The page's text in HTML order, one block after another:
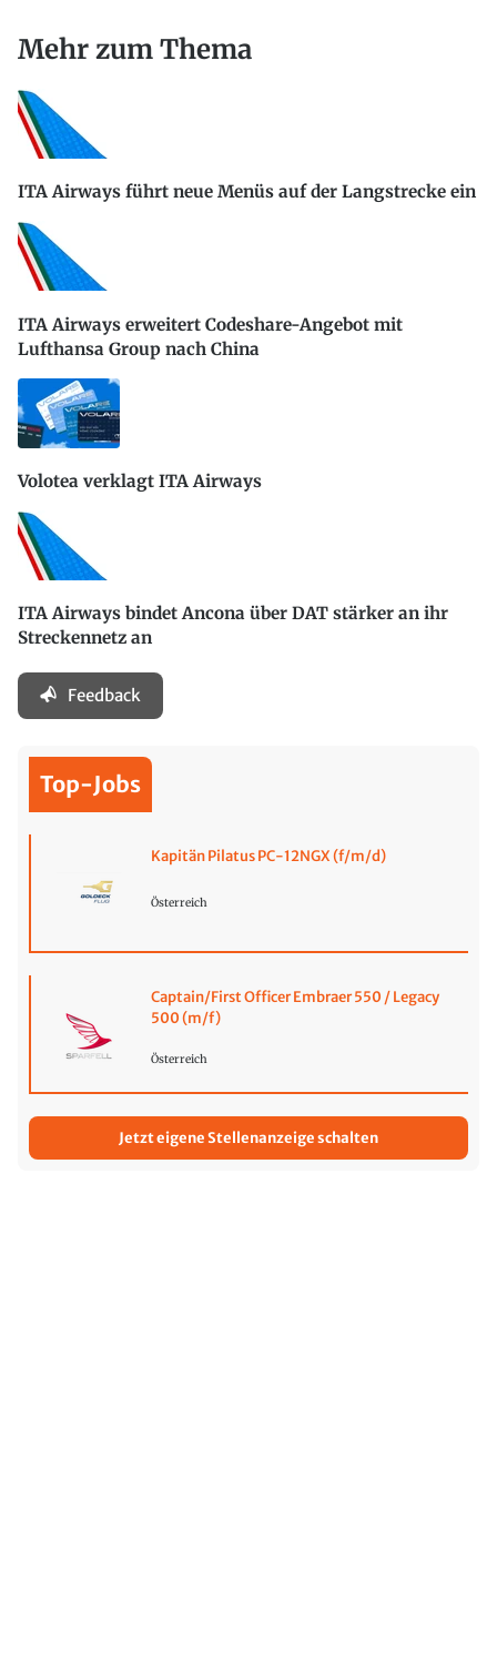
Mehr zum Thema
ITA Airways führt neue Menüs auf der Langstrecke ein
ITA Airways erweitert Codeshare-Angebot mit
Lufthansa Group nach China
Volotea verklagt ITA Airways
ITA Airways bindet Ancona über DAT stärker an ihr
Streckennetz an
Feedback
Top-Jobs
Kapitän Pilatus PC-12NGX (f/m/d)
Österreich
Captain/First Officer Embraer 550 / Legacy
500 (m/f)
Österreich
Jetzt eigene Stellenanzeige schalten